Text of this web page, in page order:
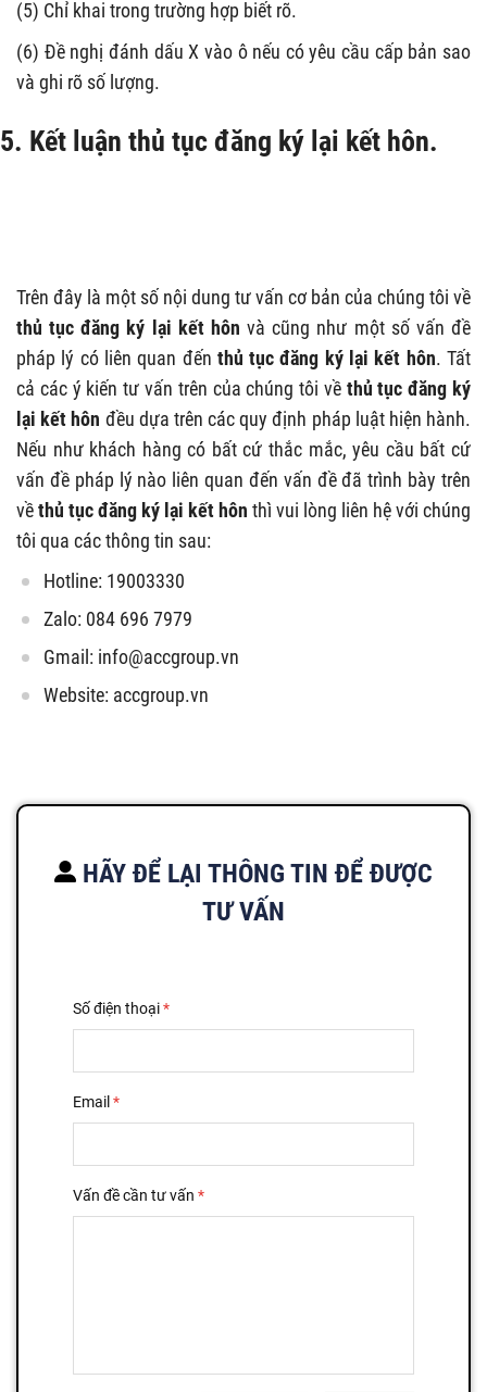
(5) Chỉ khai trong trường hợp biết rõ.
(6) Đề nghị đánh dấu X vào ô nếu có yêu cầu cấp bản sao
và ghi rõ số lượng.
5. Kết luận thủ tục đăng ký lại kết hôn.
Trên đây là một số nội dung tư vấn cơ bản của chúng tôi về
thủ tục đăng ký lại kết hôn và cũng như một số vấn đề
pháp lý có liên quan đến thủ tục đăng ký lại kết hôn. Tất
cả các ý kiến tư vấn trên của chúng tôi về thủ tục đăng ký
lại kết hôn đều dựa trên các quy định pháp luật hiện hành.
Nếu như khách hàng có bất cứ thắc mắc, yêu cầu bất cứ
vấn đề pháp lý nào liên quan đến vấn đề đã trình bày trên
vềthủ tục đăng ký lại kết hôn thì vui lòng liên hệ với chúng
tôi qua các thông tin sau:
Hotline: 19003330
Zalo: 084 696 7979
Gmail: info@accgroup.vn
Website: accgroup.vn
HÃY ĐỂ LẠI THÔNG TIN ĐỂ ĐƯỢC
TƯ VẤN